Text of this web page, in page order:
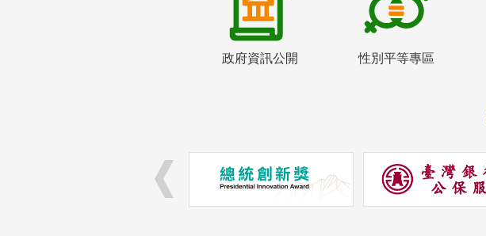
政府資訊公開 性別平等專區